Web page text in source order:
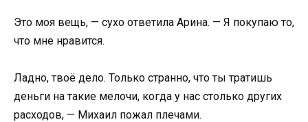
Это моя вещь, — сухо ответила Арина. — Я покупаю то,
что мне нравится.
Ладно, твоё дело. Только странно, что ты тратишь
деньги на такие мелочи, когда у нас столько других
расходов, — Михаил пожал плечами.